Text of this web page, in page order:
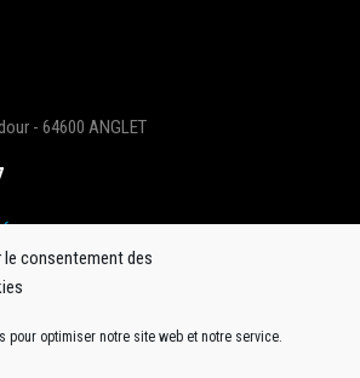
le consentement des
pour optimiser notre site web et notre service.
- 64600 ANGLET